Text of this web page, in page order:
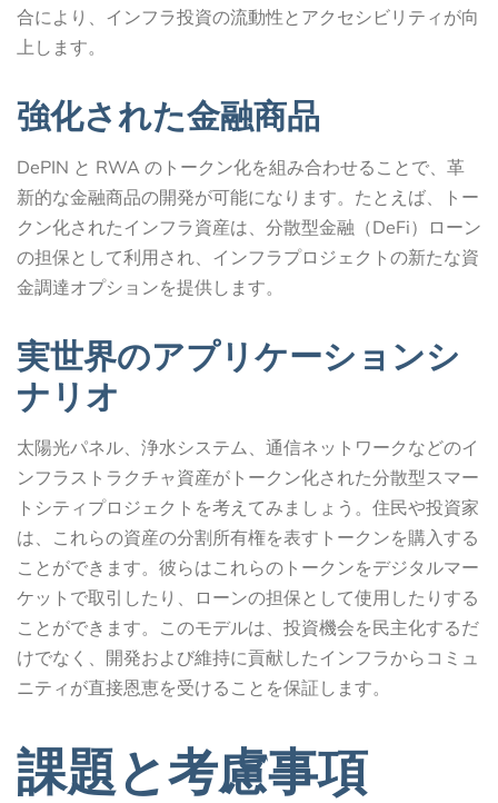
合により、インフラ投資の流動性とアクセシビリティが向
上します。
強化された金融商品
DePIN と RWA のトークン化を組み合わせることで、革
新的な金融商品の開発が可能になります。たとえば、トー
クン化されたインフラ資産は、分散型金融（DeFi）ローン
の担保として利用され、インフラプロジェクトの新たな資
金調達オプションを提供します。
実世界のアプリケーションシ
ナリオ
太陽光パネル、浄水システム、通信ネットワークなどのイ
ンフラストラクチャ資産がトークン化された分散型スマー
トシティプロジェクトを考えてみましょう。住民や投資家
は、これらの資産の分割所有権を表すトークンを購入する
ことができます。彼らはこれらのトークンをデジタルマー
ケットで取引したり、ローンの担保として使用したりする
ことができます。このモデルは、投資機会を民主化するだ
けでなく、開発および維持に貢献したインフラからコミュ
ニティが直接恩恵を受けることを保証します。
課題と考慮事項